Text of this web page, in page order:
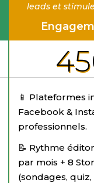
leads et
📱 Plateformes
Facebook &
professionnels.
📝 Rythme
par mois + 8
(sondages,